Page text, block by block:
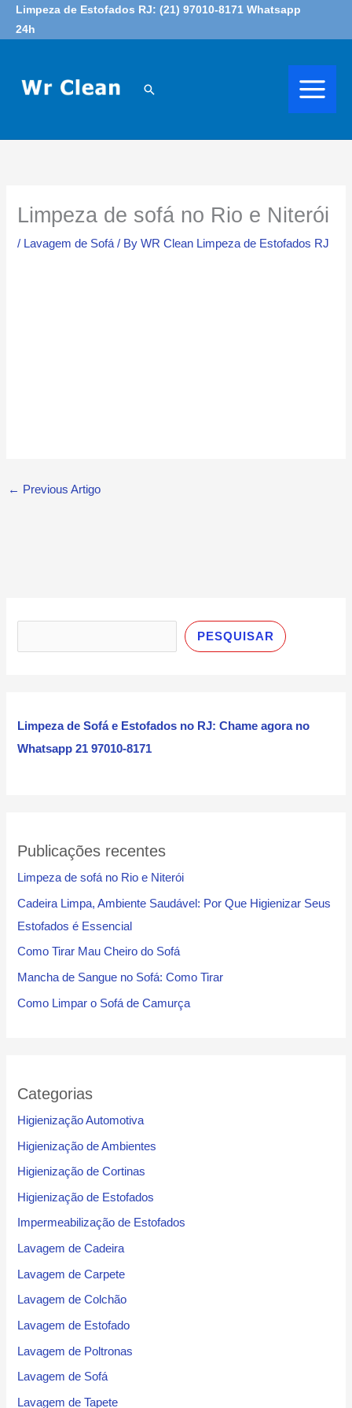
SkipLimpeza de Estofados RJ: (21) 97010-8171 Whatsapp
24h
Search
Limpeza de sofá no Rio e Niterói
/ Lavagem de Sofá/ ByWR Clean Limpeza de Estofados RJ
← Previous Artigo
s
i
s
PESQUISAR
Limpeza de Sofá e Estofados no RJ: Chame agora no
Whatsapp 21 97010-8171
Publicações recentes
Limpeza de sofá no Rio e Niterói
Cadeira Limpa, Ambiente Saudável: Por Que Higienizar Seus
Estofados é Essencial
Como Tirar Mau Cheiro do Sofá
Mancha de Sangue no Sofá: Como Tirar
Como Limpar o Sofá de Camurça
Categorias
Higienização Automotiva
Higienização de Ambientes
Higienização de Cortinas
Higienização de Estofados
Impermeabilização de Estofados
Lavagem de Cadeira
Lavagem de Carpete
Lavagem de Colchão
Lavagem de Estofado
Lavagem de Poltronas
Lavagem de Sofá
Lavagem de Tapete